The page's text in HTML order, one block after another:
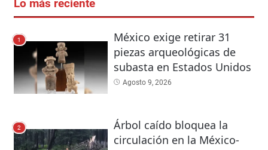
Lo más reciente
1
México exige retirar 31
piezas arqueológicas de
subasta en Estados Unidos
Agosto 9, 2026
2
Árbol caído bloquea la
circulación en la México-